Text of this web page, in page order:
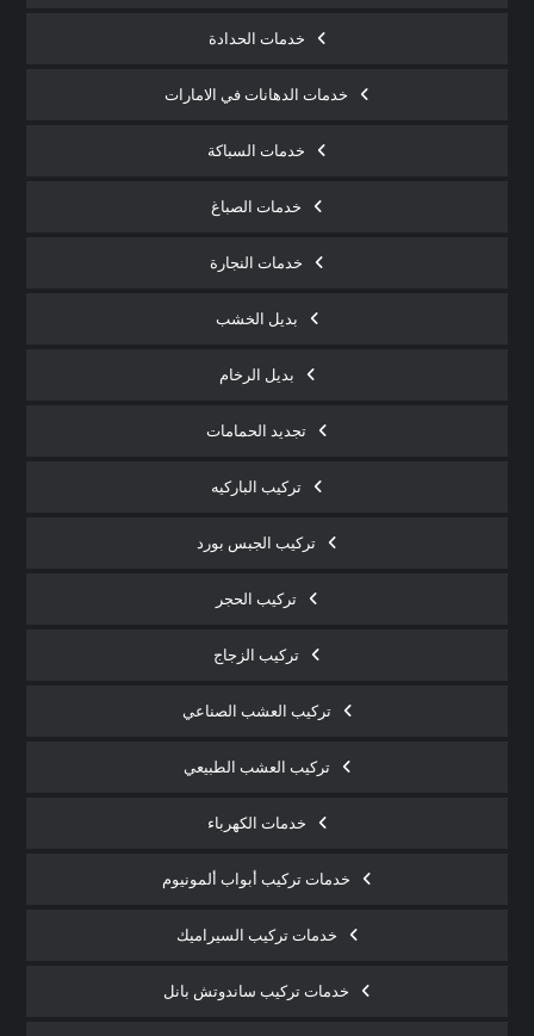
خدمات الحدادة
خدمات الدهانات في الامارات
خدمات السباكة
خدمات الصباغ
خدمات النجارة
بديل الخشب
بديل الرخام
تجديد الحمامات
تركيب الباركيه
تركيب الجبس بورد
تركيب الحجر
تركيب الزجاج
تركيب العشب الصناعي
تركيب العشب الطبيعي
خدمات الكهرباء
خدمات تركيب أبواب ألمونيوم
خدمات تركيب السيراميك
خدمات تركيب ساندوتش بانل